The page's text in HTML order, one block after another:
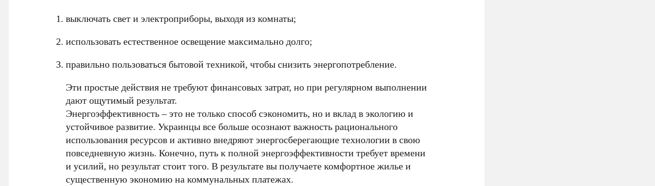
выключать свет и электроприборы, выходя из комнаты;
использовать естественное освещение максимально долго;
правильно пользоваться бытовой техникой, чтобы снизить энергопотребление.
Эти простые действия не требуют финансовых затрат, но при регулярном выполнении
дают ощутимый результат.
Энергоэффективность – это не только способ сэкономить, но и вклад в экологию и
устойчивое развитие. Украинцы все больше осознают важность рационального
использования ресурсов и активно внедряют энергосберегающие технологии в свою
повседневную жизнь. Конечно, путь к полной энергоэффективности требует времени
и усилий, но результат стоит того. В результате вы получаете комфортное жилье и
существенную экономию на коммунальных платежах.